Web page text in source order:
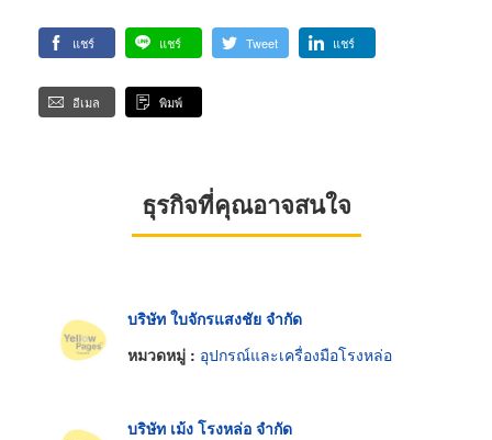
แชร์ แชร์ Tweet แชร์
อีเมล พิมพ์
ธุรกิจที่คุณอาจสนใจ
บริษัท ใบจักรแสงชัย จำกัด
หมวดหมู่ : อุปกรณ์และเครื่องมือโรงหล่อ
บริษัท เม้ง โรงหล่อ จำกัด